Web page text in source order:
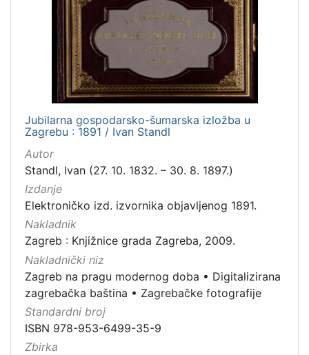
Jubilarna gospodarsko-šumarska izložba u
Zagrebu : 1891 / Ivan Standl
Autor
Standl, Ivan (27. 10. 1832. – 30. 8. 1897.)
Izdanje
Elektroničko izd. izvornika objavljenog 1891.
Nakladnik
Zagreb : Knjižnice grada Zagreba, 2009.
Nakladnički niz
Zagreb na pragu modernog doba • Digitalizirana
zagrebačka baština • Zagrebačke fotografije
Standardni broj
ISBN 978-953-6499-35-9
Zbirka